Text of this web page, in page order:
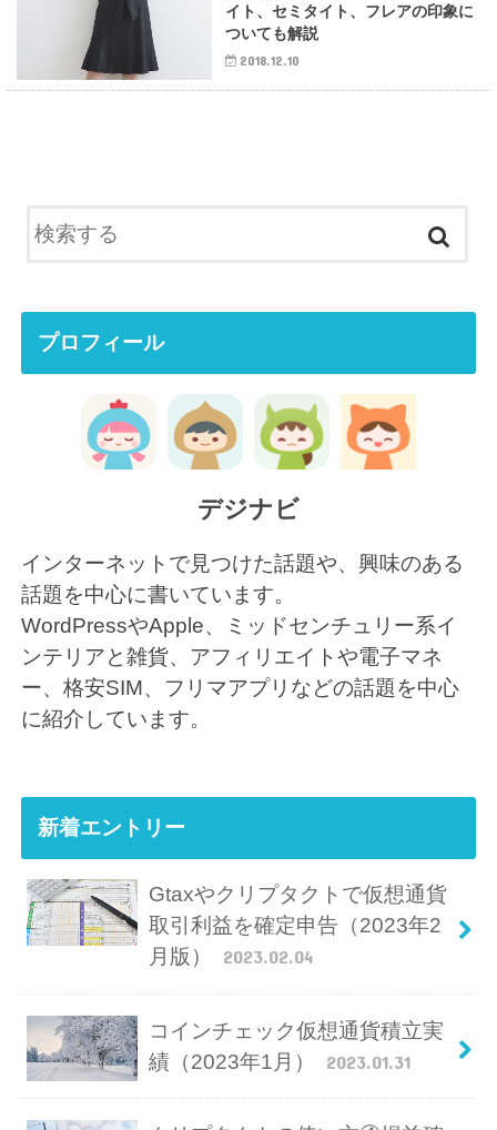
イト、セミタイト、フレアの印象に
ついても解説
2018.12.10
プロフィール
デジナビ
インターネットで見つけた話題や、興味のある
話題を中心に書いています。
WordPressやApple、ミッドセンチュリー系イ
ンテリアと雑貨、アフィリエイトや電子マネ
ー、格安SIM、フリマアプリなどの話題を中心
に紹介しています。
新着エントリー
Gtaxやクリプタクトで仮想通貨
取引利益を確定申告（2023年2
月版）
2023.02.04
コインチェック仮想通貨積立実
績（2023年1月）
2023.01.31